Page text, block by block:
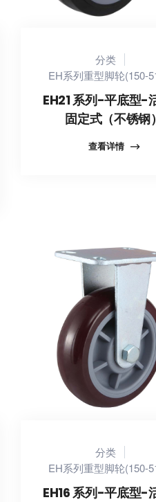
分类
EH系列重型脚轮(150-
EH21 系列-平底型-
固定式（不锈钢）
查看详情
分类
EH系列重型脚轮(150-
EH16 系列-平底型-